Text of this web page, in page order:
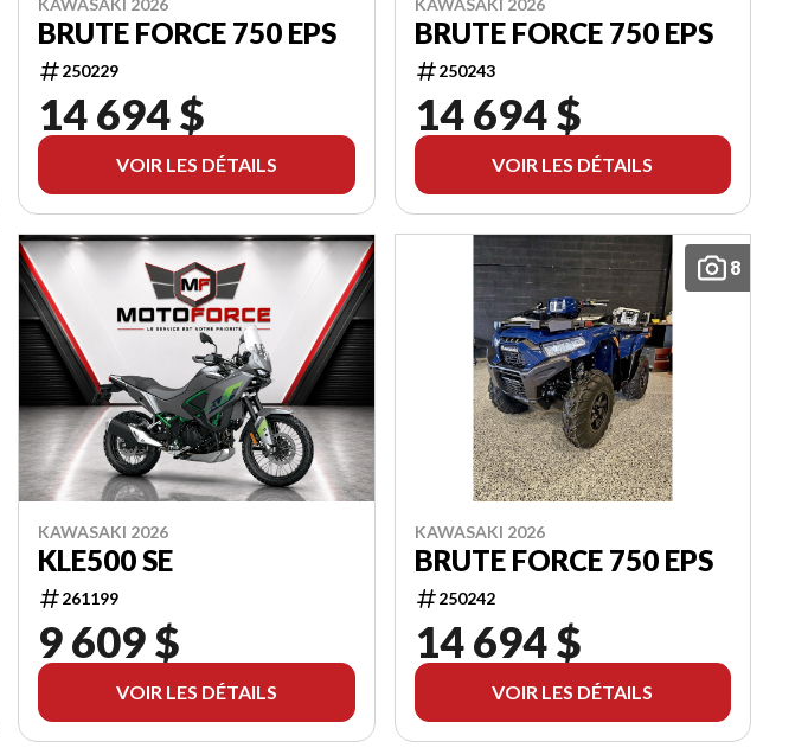
KAWASAKI 2026
BRUTE FORCE 750 EPS
250229
14 694 $
VOIR LES DÉTAILS
KAWASAKI 2026
BRUTE FORCE 750 EPS
250243
14 694 $
VOIR LES DÉTAILS
KAWASAKI 2026
KLE500 SE
261199
9 609 $
VOIR LES DÉTAILS
8
KAWASAKI 2026
BRUTE FORCE 750 EPS
250242
14 694 $
VOIR LES DÉTAILS